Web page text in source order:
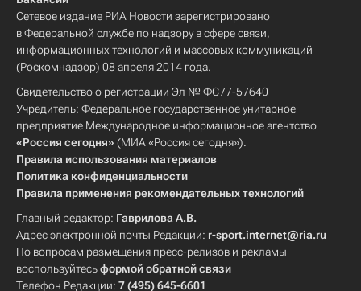
Сетевое издание РИА Новости зарегистрировано
в Федеральной службе по надзору в сфере связи,
информационных технологий и массовых коммуникаций
(Роскомнадзор) 08 апреля 2014 года.
Свидетельство о регистрации Эл № ФС77-57640
Учредитель: Федеральное государственное унитарное
предприятие Международное информационное агентство
«Россия сегодня» (МИА «Россия сегодня»).
Правила использования материалов
Политика конфиденциальности
Правила применения рекомендательных технологий
Главный редактор: Гаврилова А.В.
Адрес электронной почты Редакции: r-sport.internet@ria.ru
По вопросам размещения пресс-релизов и рекламы
воспользуйтесьформой обратной связи
Телефон Редакции: 7 (495) 645-6601